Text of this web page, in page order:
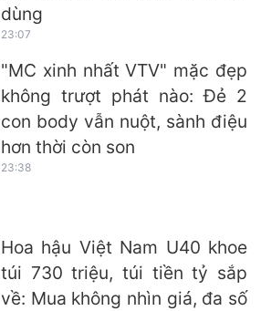
dùng
23:07
"MC xinh nhất VTV" mặc đẹp
không trượt phát nào: Đẻ 2
con body vẫn nuột, sành điệu
hơn thời còn son
23:38
Hoa hậu Việt Nam U40 khoe
túi 730 triệu, túi tiền tỷ sắp
về: Mua không nhìn giá, đa số